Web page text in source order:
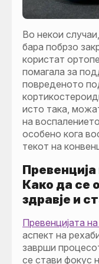
Во некои
бара побрзо
користат
помагала за
повреденото
исто така,
на
особено кога
текот на
Како да се
здравје и
Превенцијата
аспект на
заврши
се стави фокус